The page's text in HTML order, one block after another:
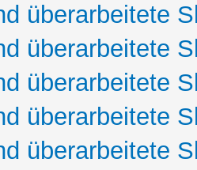
überarbeitete
überarbeitete
überarbeitete
überarbeitete
überarbeitete